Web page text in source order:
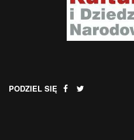
PODZIEL SIĘ